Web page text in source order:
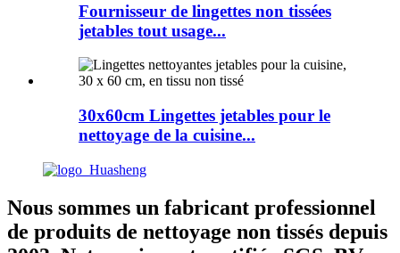
Fournisseur de lingettes non tissées
jetables tout usage...
30x60cm Lingettes jetables pour le
nettoyage de la cuisine...
Nous sommes un fabricant professionnel
de produits de nettoyage non tissés depuis